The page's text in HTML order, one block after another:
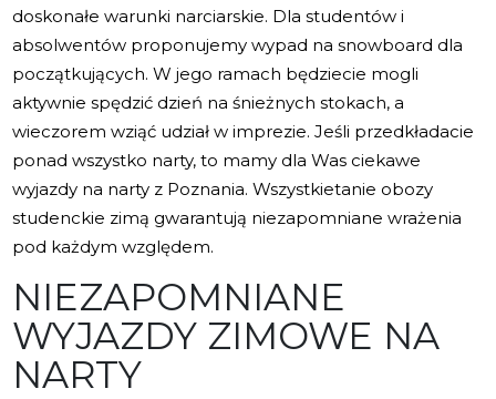
doskonałe warunki narciarskie. Dla studentów i
absolwentów proponujemy wypad na snowboard dla
początkujących. W jego ramach będziecie mogli
aktywnie spędzić dzień na śnieżnych stokach, a
wieczorem wziąć udział w imprezie. Jeśli przedkładacie
ponad wszystko narty, to mamy dla Was ciekawe
wyjazdy na narty z Poznania. Wszystkietanie obozy
studenckie zimą gwarantują niezapomniane wrażenia
pod każdym względem.
NIEZAPOMNIANE
WYJAZDY ZIMOWE NA
NARTY